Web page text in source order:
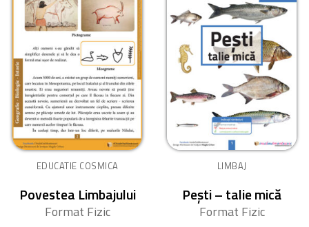
EDUCATIE COSMICA
Povestea Limbajului
Format Fizic
LIMBAJ
Pești – talie mică
Format Fizic